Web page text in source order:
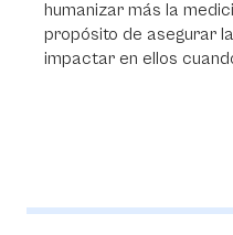
humanizar más la
propósito de asegurar
impactar en ellos